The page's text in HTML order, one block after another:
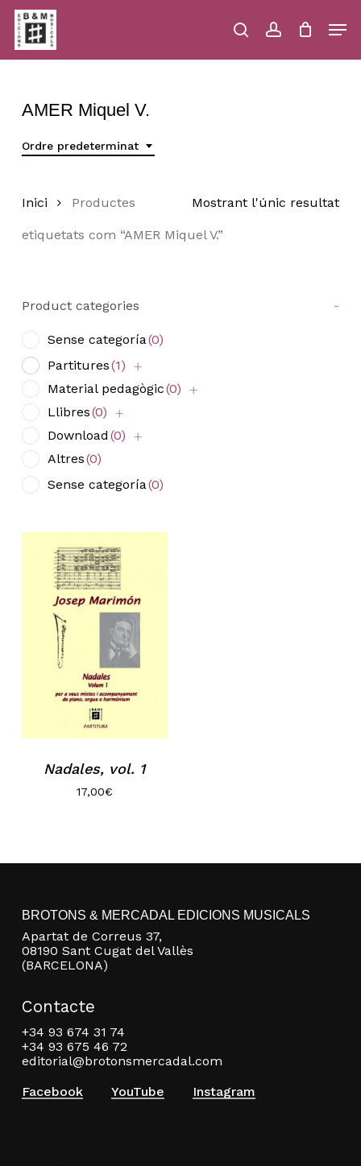
Skip
main
content
searchaccount
Close
No hi ha productes a la cistella.
Go to shop
AMER Miquel V.
Ordre predeterminat
Mostrant l'únic resultat
Inici Productes
etiquetats com “AMER Miquel V.”
Product categories -
Sense categoría(0)
Partitures(1)
Material pedagògic(0)
Llibres(0)
Download (0)
Altres(0)
Sense categoría(0)
Nadales, vol. 1
17,00€
BROTONS & MERCADAL EDICIONS MUSICALS
Apartat de Correus 37,
08190 Sant Cugat del Vallès
(BARCELONA)
Contacte
+34 93 674 31 74
+34 93 675 46 72
editorial@brotonsmercadal.com
Facebook
YouTube Instagram
Menu